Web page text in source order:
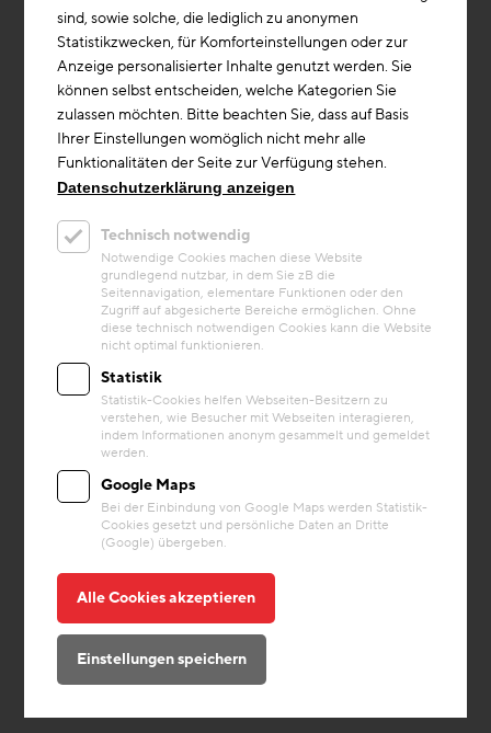
6 Monate
ERGEBNISSE
Ergebnisse
Potentiale der
CO2 Reduktion
PARTNER
sind, sowie solche, die lediglich zu anonymen
Statistikzwecken, für Komforteinstellungen oder zur
Anzeige personalisierter Inhalte genutzt werden. Sie
können selbst entscheiden, welche Kategorien Sie
zulassen möchten. Bitte beachten Sie, dass auf Basis
Ihrer Einstellungen womöglich nicht mehr alle
Funktionalitäten der Seite zur Verfügung stehen.
Datenschutzerklärung anzeigen
Technisch notwendig
Notwendige Cookies machen diese Website
grundlegend nutzbar, in dem Sie zB die
Seitennavigation, elementare Funktionen oder den
Zugriff auf abgesicherte Bereiche ermöglichen. Ohne
diese technisch notwendigen Cookies kann die Website
nicht optimal funktionieren.
Statistik
Statistik-Cookies helfen Webseiten-Besitzern zu
verstehen, wie Besucher mit Webseiten interagieren,
indem Informationen anonym gesammelt und gemeldet
werden.
Google Maps
Bei der Einbindung von Google Maps werden Statistik-
Cookies gesetzt und persönliche Daten an Dritte
(Google) übergeben.
Alle Cookies akzeptieren
Einstellungen speichern